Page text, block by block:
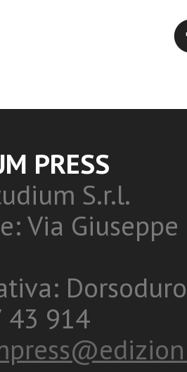
PRESS
S.r.l.
Via
43 914